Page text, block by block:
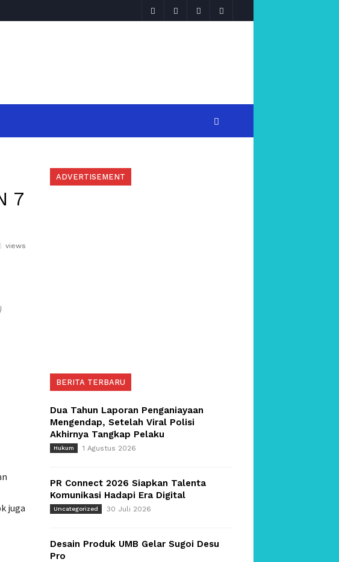
7
views
juga
ADVERTISEMENT
BERITA TERBARU
Dua Tahun Laporan Penganiayaan
Mengendap, Setelah Viral Polisi
Akhirnya Tangkap Pelaku
Hukum 1 Agustus 2026
PR Connect 2026 Siapkan Talenta
Komunikasi Hadapi Era Digital
Uncategorized 30 Juli 2026
Desain Produk UMB Gelar Sugoi Desu
Pro